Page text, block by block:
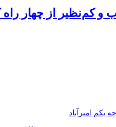
کم‌نظیر از چهار راه كالج